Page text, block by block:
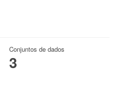
Conjuntos de dados
3